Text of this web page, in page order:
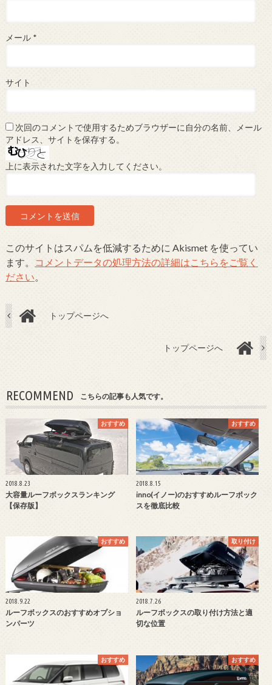
メール *
サイト
次回のコメントで使用するためブラウザーに自分の名前、メール
アドレス、サイトを保存する。
上に表示された文字を入力してください。
このサイトはスパムを低減するために Akismet を使ってい
ます。
コメントデータの処理方法の詳細はこちらをご覧く
ださい。
トップページへ
トップページへ
RECOMMEND こちらの記事も人気です。
おすすめ
2018.8.23
大容量ルーフボックスランキング
【保存版】
おすすめ
2018.8.15
inno(イノー)のおすすめルーフボック
スを徹底比較
おすすめ
2018.9.22
ルーフボックスのおすすめオプショ
ンパーツ
取り付け
2018.7.26
ルーフボックスの取り付け方法と適
切な位置
おすすめ おすすめ